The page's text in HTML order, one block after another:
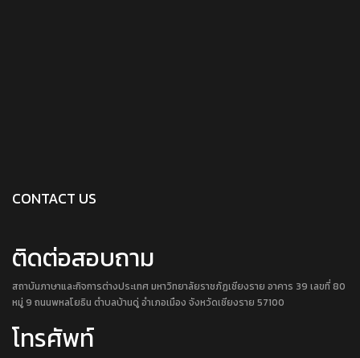
CONTACT US
ติดต่อสอบถาม
สถาบันภาษาและกิจการต่างประเทศ มหาวิทยาลัยราชภัฏเชียงราย อาคาร 39 เลขที่ 80
หมู่ 9 ถนนพหลโยธิน ตำบลบ้านดู่ อำเภอเมือง จังหวัดเชียงราย 57100
โทรศัพท์